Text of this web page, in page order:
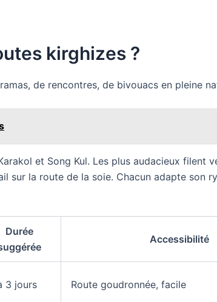
kirghizes ?
de rencontres, de bivouacs en pleine
et Song Kul. Les plus audacieux filent
sur la route de la soie. Chacun adapte son
Durée
Accessibilité
3 jours Route goudronnée, facile